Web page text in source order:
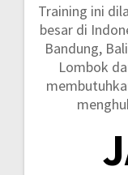
Training ini
besar di
Bandung,
Lombok